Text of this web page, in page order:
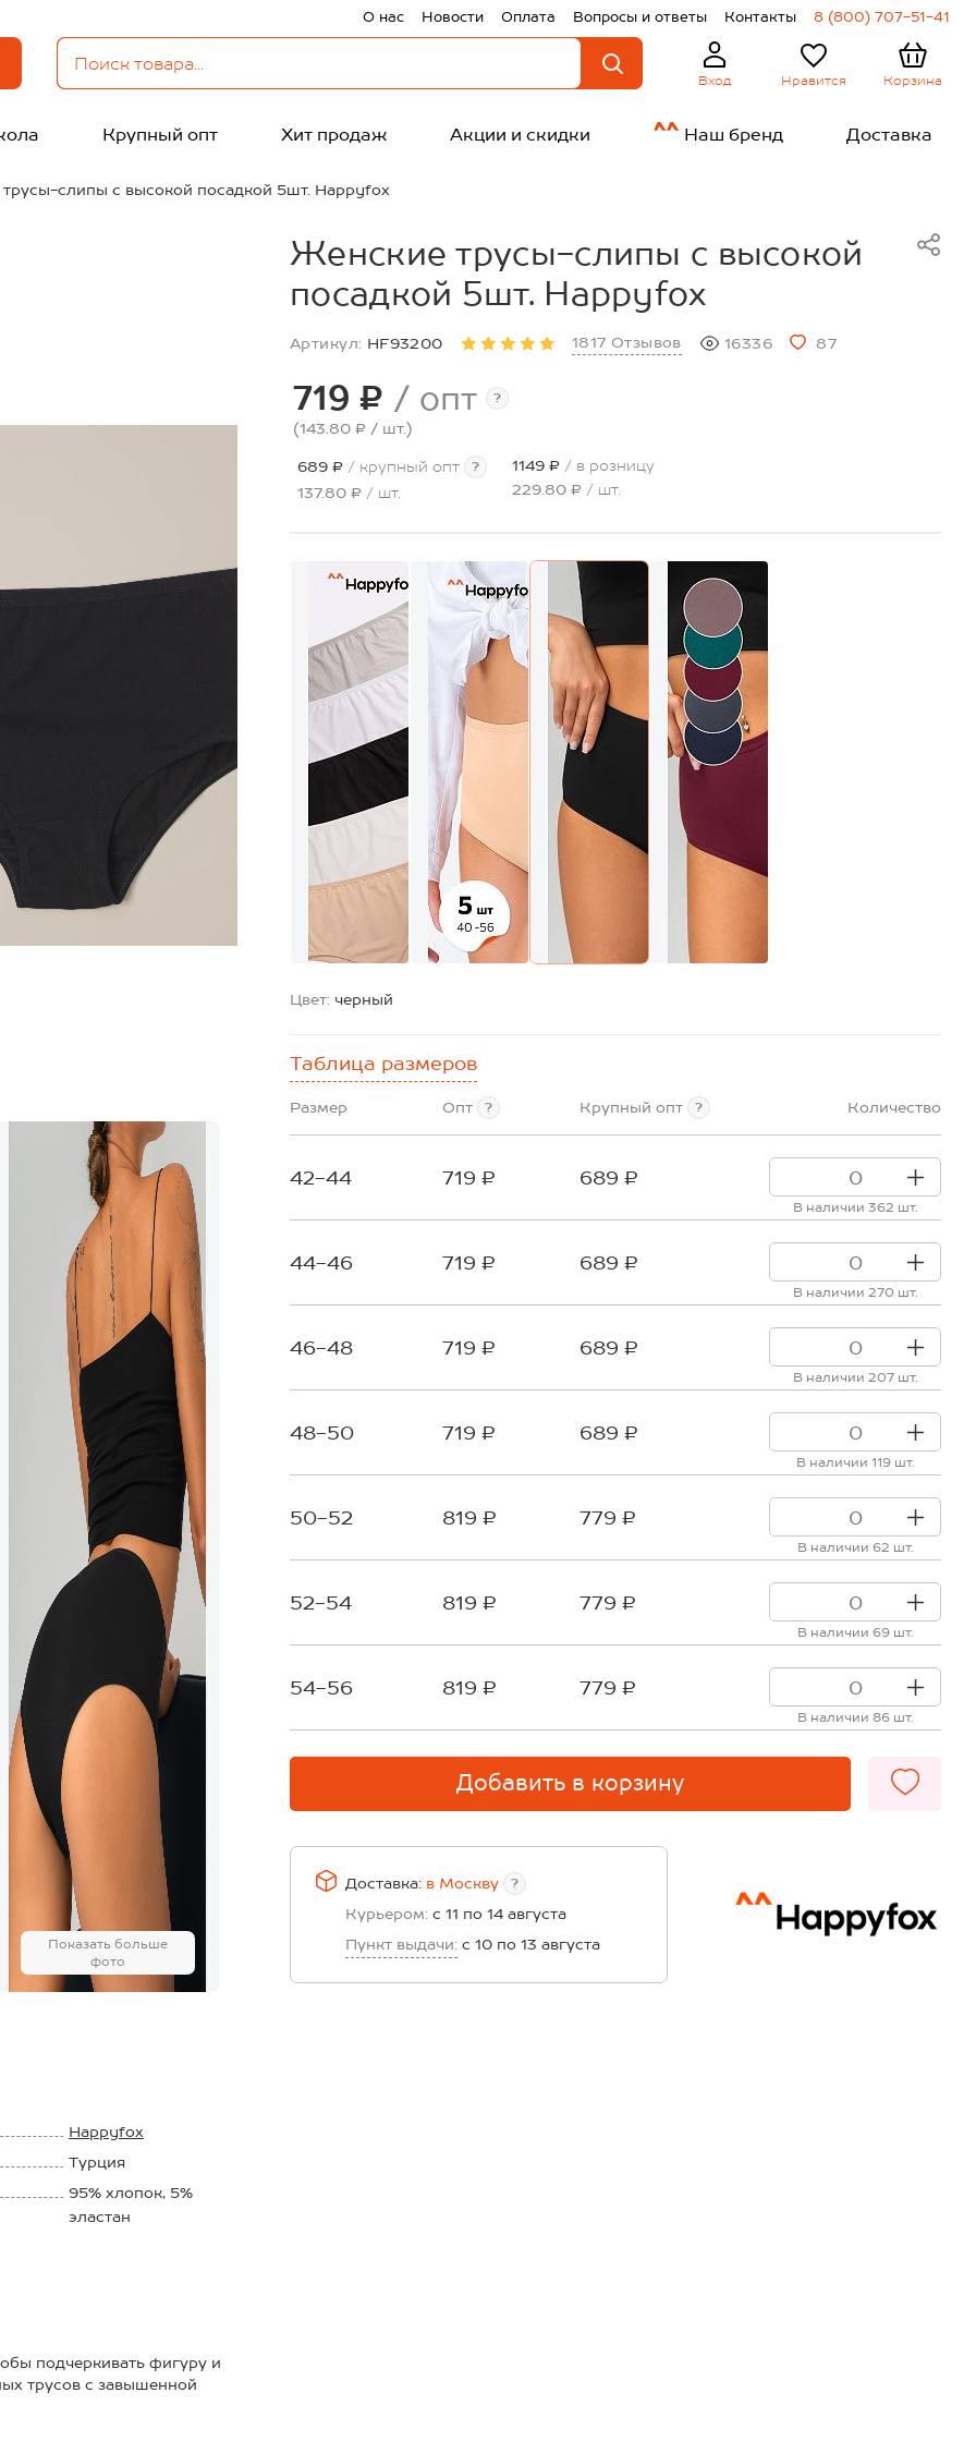
О нас Новости Оплата Вопросы и ответы Контакты 8 (800) 707-51-41
Вход Нравится Корзина
Крупный опт Хит продаж Акции и скидки Наш бренд Доставка
слипы с высокой посадкой 5шт. Happyfox
Показать больше
фото
Женские трусы-слипы с высокой
посадкой 5шт. Happyfox
Артикул: HF93200 1817 Отзывов 16336 87
719 ₽ / опт ?
(143.80 ₽ / шт.)
689 ₽ / крупный опт ?
137.80 ₽ / шт.
1149 ₽ / в розницу
229.80 ₽ / шт.
Цвет: черный
Таблица размеров
Размер Опт ? Крупный опт ? Количество
42-44 719 ₽ 689 ₽
В наличии 362 шт.
44-46 719 ₽ 689 ₽
В наличии 270 шт.
46-48 719 ₽ 689 ₽
В наличии 207 шт.
48-50 719 ₽ 689 ₽
В наличии 119 шт.
50-52 819 ₽ 779 ₽
В наличии 62 шт.
52-54 819 ₽ 779 ₽
В наличии 69 шт.
54-56 819 ₽ 779 ₽
В наличии 86 шт.
Добавить в корзину
Доставка: в Москву ?
Курьером: с 11 по 14 августа
Пункт выдачи: с 10 по 13 августа
Happyfox
Турция
95% хлопок, 5%
эластан
подчеркивать фигуру и
трусов с завышенной